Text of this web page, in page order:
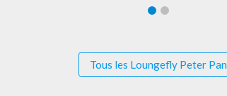
Tous les Loungefly Peter Pan